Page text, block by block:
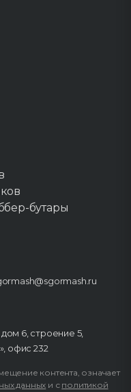
бутары
6, строение 5,
офис 232
контента, означает
данных и с политикой